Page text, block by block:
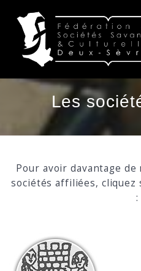
Les
Pour avoir davantage
sociétés affiliées, cliquez
:
SHSDS